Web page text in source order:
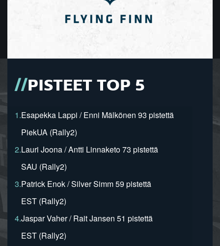
PISTEET TOP 5
1.Esapekka Lappi / Enni Mälkönen 93 pistettä
PiekUA (Rally2)
2.Lauri Joona / Antti Linnaketo 73 pistettä
SAU (Rally2)
3.Patrick Enok / Silver Simm 59 pistettä
EST (Rally2)
4.Jaspar Vaher / Rait Jansen 51 pistettä
EST (Rally2)